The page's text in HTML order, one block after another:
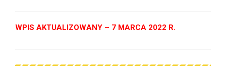
WPIS AKTUALIZOWANY – 7 MARCA 2022 R.